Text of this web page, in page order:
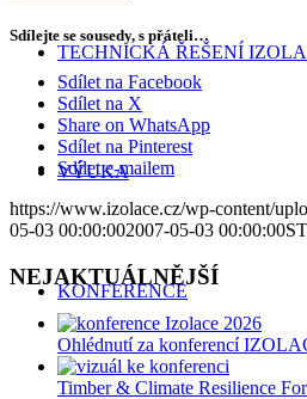
TECHNICKÁ ŘEŠENÍ
VÝUKA
KONFERENCE
Sdílejte se sousedy, s přáteli…
Sdílet na Facebook
Sdílet na X
Share on WhatsApp
Sdílet na Pinterest
Sdílet e-mailem
https://www.izolace.cz/wp-content/
05-03 00:00:002007-05-03 00:00:00
NEJAKTUÁLNĚJŠÍ
Ohlédnutí za konferencí
Timber & Climate Resilience